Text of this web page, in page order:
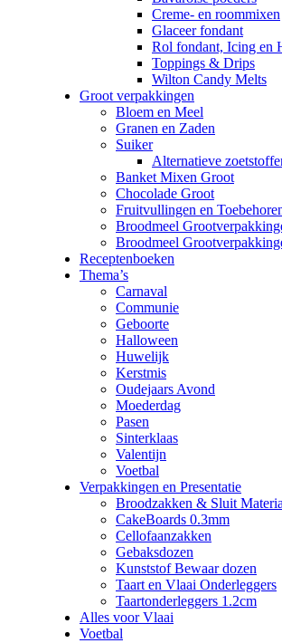
Creme- en roommixen
Glaceer fondant
Rol fondant, Icing en
Toppings & Drips
Wilton Candy Melts
Groot verpakkingen
Bloem en Meel
Granen en Zaden
Suiker
Alternatieve
Banket Mixen Groot
Chocolade Groot
Fruitvullingen en
Broodmeel
Broodmeel
Receptenboeken
Thema’s
Carnaval
Communie
Geboorte
Halloween
Huwelijk
Kerstmis
Oudejaars Avond
Moederdag
Pasen
Sinterklaas
Valentijn
Voetbal
Verpakkingen en Presentatie
Broodzakken & Sluit
CakeBoards 0.3mm
Cellofaanzakken
Gebaksdozen
Kunststof Bewaar dozen
Taart en Vlaai Onderleggers
Taartonderleggers 1.2cm
Alles voor Vlaai
Voetbal